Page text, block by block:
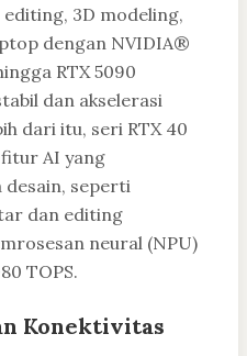
3D modeling,
dengan NVIDIA®
RTX 5090
dan akselerasi
dari itu, seri RTX 40
AI yang
seperti
dan editing
neural (NPU)
TOPS.
Konektivitas